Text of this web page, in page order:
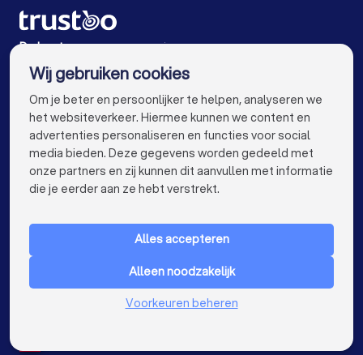
Klusjesmannen in Hoogezand
Aannemers in Utrecht
Aannemers in Tilburg
Aannemers in Almere
Aannemers in Breda
Aannemers in Nijmegen
Aannemers in Enschede
Aannemers in Haarlem
Aannemers in Arnhem
Aannemers in Amersfoort
Aannemers in Apeldoorn
Aannemers in Den Bosch
Aannemers in Dordrecht
Aannemers in Zoetermeer
Aannemers bij jou in de buurt
De beste aannemers voor jou
VOOR PARTICULIEREN keyboard_arrow_down
Nederland
Wij gebruiken cookies
Om je beter en persoonlijker te helpen, analyseren we
het websiteverkeer. Hiermee kunnen we content en
advertenties personaliseren en functies voor social
media bieden. Deze gegevens worden gedeeld met
onze partners en zij kunnen dit aanvullen met informatie
die je eerder aan ze hebt verstrekt.
Alles accepteren
Alleen noodzakelijk
Voorkeuren beheren